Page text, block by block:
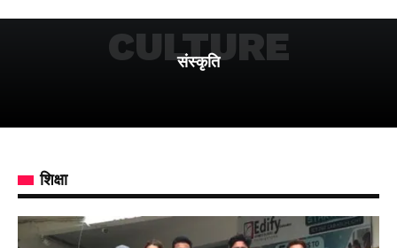
संस्कृति
CULTURE
शिक्षा